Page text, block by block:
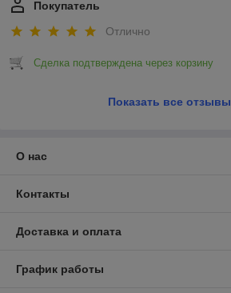
Покупатель
Отлично
Сделка подтверждена через корзину
Показать все отзывы
О нас
Контакты
Доставка и оплата
График работы